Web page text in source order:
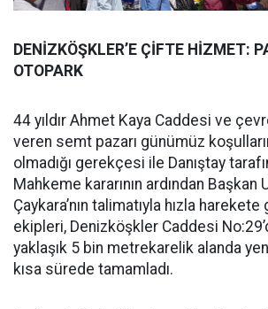
DENİZKÖŞKLER’E ÇİFTE HİZMET:
OTOPARK
44 yıldır Ahmet Kaya Caddesi ve
veren semt pazarı günümüz
olmadığı gerekçesi ile Danıştay
Mahkeme kararının ardından Başkan
Çaykara’nın talimatıyla hızla
ekipleri, Denizköşkler Caddesi
yaklaşık 5 bin metrekarelik alanda
kısa sürede tamamladı.